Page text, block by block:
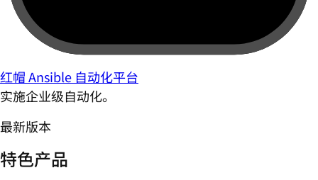
红帽 Ansible 自动化平台
实施企业级自动化。
最新版本
特色产品